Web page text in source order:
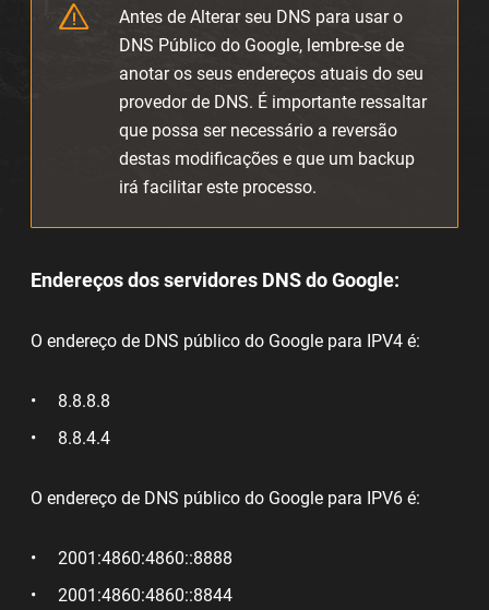
Antes de Alterar seu DNS para usar o
DNS Público do Google, lembre-se de
anotar os seus endereços atuais do seu
provedor de DNS. É importante ressaltar
que possa ser necessário a reversão
destas modificações e que um backup
irá facilitar este processo.
Endereços dos servidores DNS do Google:
O endereço de DNS público do Google para IPV4 é:
8.8.8.8
8.8.4.4
O endereço de DNS público do Google para IPV6 é:
2001:4860:4860::8888
2001:4860:4860::8844